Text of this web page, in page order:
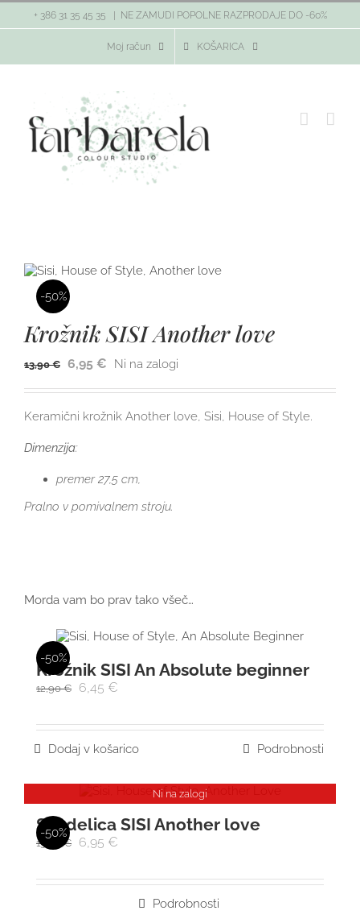
Skip
+ 386 31 35 45 35 NE ZAMUDI POPOLNE RAZPRODAJE DO -60%
Moj račun KOŠARICA
-50%
Krožnik SISI Another love
13,90€ 6,95 € Ni na zalogi
Keramični krožnik Another love, Sisi, House of Style.
Dimenzija:
premer 27,5 cm,
Pralno v pomivalnem stroju.
Morda vam bo prav tako všeč…
-50%
Krožnik SISI An Absolute beginner
12,90€ 6,45 €
Dodaj v košarico Podrobnosti
Ni na zalogi
-50%
Skodelica SISI Another love
13,90€ 6,95 €
Podrobnosti